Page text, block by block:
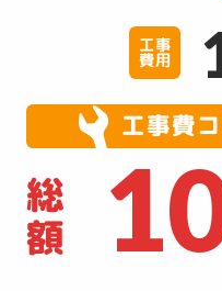
工事
費用
工事費
総
額